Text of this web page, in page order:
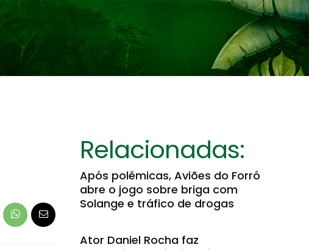
Relacionadas:
Após polêmicas, Aviões do Forró
abre o jogo sobre briga com
Solange e tráfico de drogas
Ator Daniel Rocha faz